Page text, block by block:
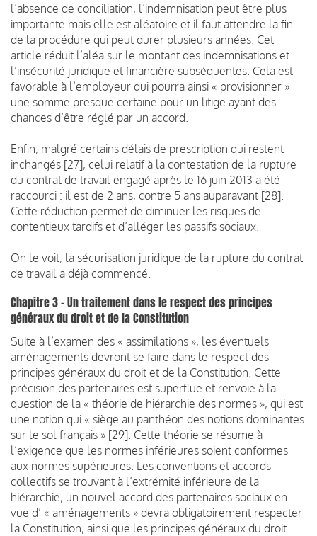
l’absence de conciliation, l’indemnisation peut être plus
importante mais elle est aléatoire et il faut attendre la fin
de la procédure qui peut durer plusieurs années. Cet
article réduit l’aléa sur le montant des indemnisations et
l’insécurité juridique et financière subséquentes. Cela est
favorable à l’employeur qui pourra ainsi « provisionner »
une somme presque certaine pour un litige ayant des
chances d’être réglé par un accord.
Enfin, malgré certains délais de prescription qui restent
inchangés [27], celui relatif à la contestation de la rupture
du contrat de travail engagé après le 16 juin 2013 a été
raccourci : il est de 2 ans, contre 5 ans auparavant [28].
Cette réduction permet de diminuer les risques de
contentieux tardifs et d’alléger les passifs sociaux.
On le voit, la sécurisation juridique de la rupture du contrat
de travail a déjà commencé.
Chapitre 3 – Un traitement dans le respect des principes
généraux du droit et de la Constitution
Suite à l’examen des « assimilations », les éventuels
aménagements devront se faire dans le respect des
principes généraux du droit et de la Constitution. Cette
précision des partenaires est superflue et renvoie à la
question de la « théorie de hiérarchie des normes », qui est
une notion qui « siège au panthéon des notions dominantes
sur le sol français » [29]. Cette théorie se résume à
l’exigence que les normes inférieures soient conformes
aux normes supérieures. Les conventions et accords
collectifs se trouvant à l’extrémité inférieure de la
hiérarchie, un nouvel accord des partenaires sociaux en
vue d’ « aménagements » devra obligatoirement respecter
la Constitution, ainsi que les principes généraux du droit.